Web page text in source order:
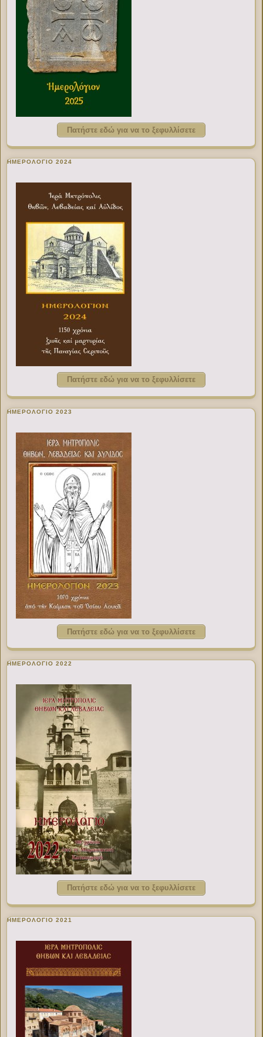
Πατήστε εδώ για να το ξεφυλλίσετε
ΗΜΕΡΟΛΟΓΙΟ 2024
Πατήστε εδώ για να το ξεφυλλίσετε
ΗΜΕΡΟΛΟΓΙΟ 2023
Πατήστε εδώ για να το ξεφυλλίσετε
ΗΜΕΡΟΛΟΓΙΟ 2022
Πατήστε εδώ για να το ξεφυλλίσετε
ΗΜΕΡΟΛΟΓΙΟ 2021